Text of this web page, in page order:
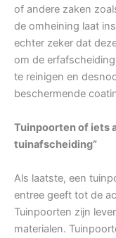
of andere zaken
de omheining laat
echter zeker dat
om de
te reinigen en
beschermende
Tuinpoorten of iets
tuinafscheiding”
Als laatste, een
entree geeft tot de
Tuinpoorten zijn
materialen.